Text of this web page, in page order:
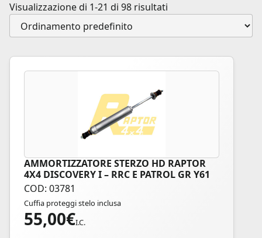
Visualizzazione di 1-21 di 98 risultati
AMMORTIZZATORE STERZO HD RAPTOR
4X4 DISCOVERY I – RRC E PATROL GR Y61
COD: 03781
Cuffia proteggi stelo inclusa
55,00€I.C.